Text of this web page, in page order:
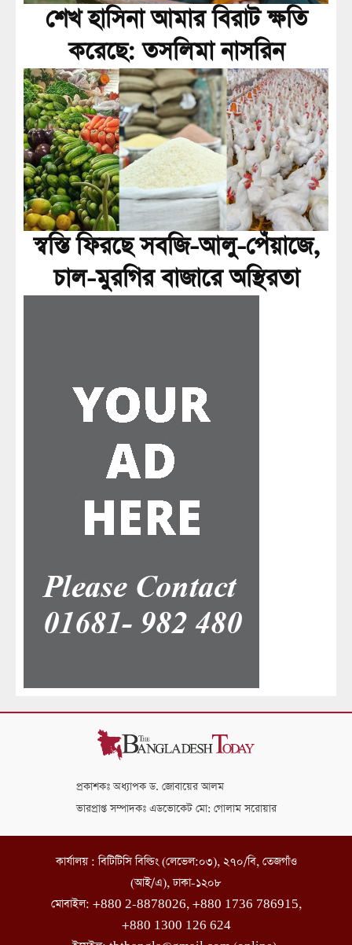
শেখ হাসিনা আমার বিরাট ক্ষতি
করেছে: তসলিমা নাসরিন
স্বস্তি ফিরছে সবজি-আলু-পেঁয়াজে,
চাল-মুরগির বাজারে অস্থিরতা
প্রকাশকঃ অধ্যাপক ড. জোবায়ের আলম
ভারপ্রাপ্ত সম্পাদকঃ এডভোকেট মো: গোলাম সরোয়ার
কার্যালয় : বিটিটিসি বিল্ডিং (লেভেল:০৩), ২৭০/বি, তেজগাঁও
(আই/এ), ঢাকা-১২০৮
মোবাইল: +880 2-8878026, +880 1736 786915,
+880 1300 126 624